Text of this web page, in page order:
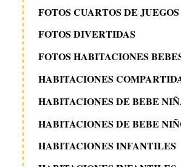
FOTOS CUARTOS DE JUEGOS
FOTOS DIVERTIDAS
FOTOS HABITACIONES
HABITACIONES
HABITACIONES DE BEBE
HABITACIONES DE BEBE
HABITACIONES INFANTILES